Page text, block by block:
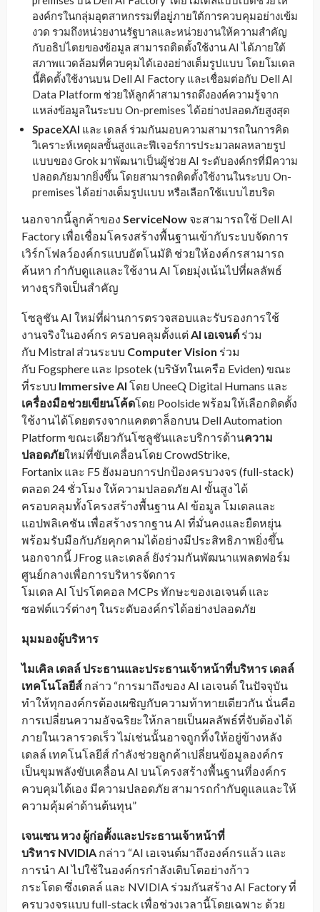
องค์กรในกลุ่มอุตสาหกรรมที่อยู่ภายใต้การควบคุมอย่างเข้ม
งวด รวมถึงหน่วยงานรัฐบาลและหน่วยงานให้ความสำคัญ
กับอธิปไตยของข้อมูล สามารถติดตั้งใช้งาน AI ได้ภายใต้
สภาพแวดล้อมที่ควบคุมได้เองอย่างเต็มรูปแบบ โดยโมเดล
นี้ติดตั้งใช้งานบน Dell AI Factory และเชื่อมต่อกับ Dell AI
Data Platform ช่วยให้ลูกค้าสามารถดึงองค์ความรู้จาก
แหล่งข้อมูลในระบบ On-premises ได้อย่างปลอดภัยสูงสุด
SpaceXAI และ เดลล์ ร่วมกันมอบความสามารถในการคิด
วิเคราะห์เหตุผลขั้นสูงและฟีเจอร์การประมวลผลหลายรูป
แบบของ Grok มาพัฒนาเป็นผู้ช่วย AI ระดับองค์กรที่มีความ
ปลอดภัยมากยิ่งขึ้น โดยสามารถติดตั้งใช้งานในระบบ On-
premises ได้อย่างเต็มรูปแบบ หรือเลือกใช้แบบไฮบริด
นอกจากนี้ลูกค้าของ ServiceNow จะสามารถใช้ Dell AI
Factory เพื่อเชื่อมโครงสร้างพื้นฐานเข้ากับระบบจัดการ
เวิร์กโฟลว์องค์กรแบบอัตโนมัติ ช่วยให้องค์กรสามารถ
ค้นหา กำกับดูแลและใช้งาน AI โดยมุ่งเน้นไปที่ผลลัพธ์
ทางธุรกิจเป็นสำคัญ
โซลูชัน AI ใหม่ที่ผ่านการตรวจสอบและรับรองการใช้
งานจริงในองค์กร ครอบคลุมตั้งแต่AI เอเจนต์ ร่วม
กับ Mistral ส่วนระบบ Computer Vision ร่วม
กับ Fogsphere และ Ipsotek (บริษัทในเครือ Eviden) ขณะ
ที่ระบบ Immersive AI โดย UneeQ Digital Humans และ
เครื่องมือช่วยเขียนโค้ดโดย Poolside พร้อมให้เลือกติดตั้ง
ใช้งานได้โดยตรงจากแคตตาล็อกบน Dell Automation
Platform ขณะเดียวกันโซลูชันและบริการด้านความ
ปลอดภัยใหม่ที่ขับเคลื่อนโดย CrowdStrike,
Fortanix และ F5 ยังมอบการปกป้องครบวงจร (full-stack)
ตลอด 24 ชั่วโมง ให้ความปลอดภัย AI ขั้นสูง ได้
ครอบคลุมทั้งโครงสร้างพื้นฐาน AI ข้อมูล โมเดลและ
แอปพลิเคชัน เพื่อสร้างรากฐาน AI ที่มั่นคงและยืดหยุ่น
พร้อมรับมือกับภัยคุกคามได้อย่างมีประสิทธิภาพยิ่งขึ้น
นอกจากนี้ JFrog และเดลล์ ยังร่วมกันพัฒนาแพลตฟอร์ม
ศูนย์กลางเพื่อการบริหารจัดการ
โมเดล AI โปรโตคอล MCPs ทักษะของเอเจนต์ และ
ซอฟต์แวร์ต่างๆ ในระดับองค์กรได้อย่างปลอดภัย
มุมมองผู้บริหาร
ไมเคิล เดลล์ ประธานและประธานเจ้าหน้าที่บริหาร เดลล์
เทคโนโลยีส์ กล่าว “การมาถึงของ AI เอเจนต์ ในปัจจุบัน
ทำให้ทุกองค์กรต้องเผชิญกับความท้าทายเดียวกัน นั่นคือ
การเปลี่ยนความอัจฉริยะให้กลายเป็นผลลัพธ์ที่จับต้องได้
ภายในเวลารวดเร็ว ไม่เช่นนั้นอาจถูกทิ้งให้อยู่ข้างหลัง
เดลล์ เทคโนโลยีส์ กำลังช่วยลูกค้าเปลี่ยนข้อมูลองค์กร
เป็นขุมพลังขับเคลื่อน AI บนโครงสร้างพื้นฐานที่องค์กร
ควบคุมได้เอง มีความปลอดภัย สามารถกำกับดูแลและให้
ความคุ้มค่าด้านต้นทุน”
เจนเซน หวง ผู้ก่อตั้งและประธานเจ้าหน้าที่
บริหาร NVIDIA กล่าว “AI เอเจนต์มาถึงองค์กรแล้ว และ
การนำ AI ไปใช้ในองค์กรกำลังเติบโตอย่างก้าว
กระโดด ซึ่งเดลล์ และ NVIDIA ร่วมกันสร้าง AI Factory ที่
ครบวงจรแบบ full-stack เพื่อช่วงเวลานี้โดยเฉพาะ ด้วย